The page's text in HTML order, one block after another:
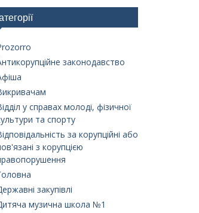
законодавство
у справах молоді, фізичної
та спорту
за корупційні або
з корупцією
закупівлі
музична школа №1